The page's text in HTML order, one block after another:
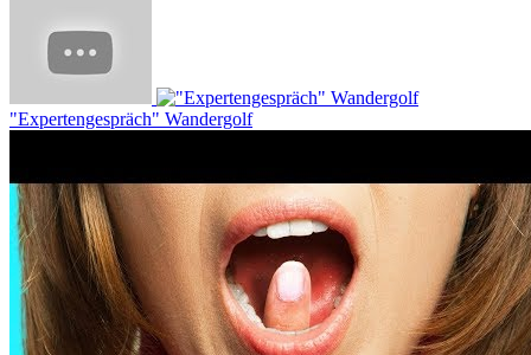
"Expertengespräch" Wandergolf